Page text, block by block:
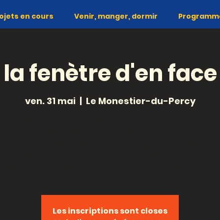
en cours Venir, manger, dormir
la fenètre d'en face
ven. 31 mai
  |
Le Monestier-du-Percy
Les inscriptions sont closes